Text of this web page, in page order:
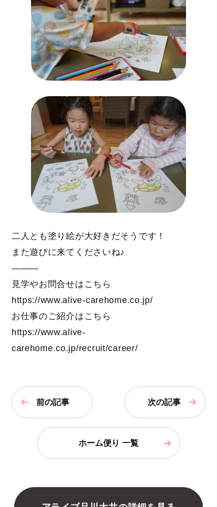
二人とも塗り絵が大好きだそうです！
また遊びに来てくださいね♪
―――
見学やお問合せはこちら
https://www.alive-carehome.co.jp/
お仕事のご紹介はこちら
https://www.alive-
carehome.co.jp/recruit/career/
前の記事 次の記事
ホーム便り 一覧